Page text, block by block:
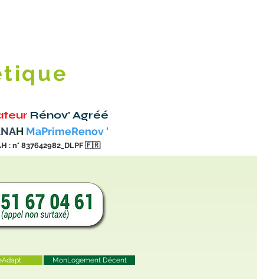
Rénov' Agréé
H MaPrimeRenov '
: n° 837642982_DLPF🇫🇷
MonLogement Décent